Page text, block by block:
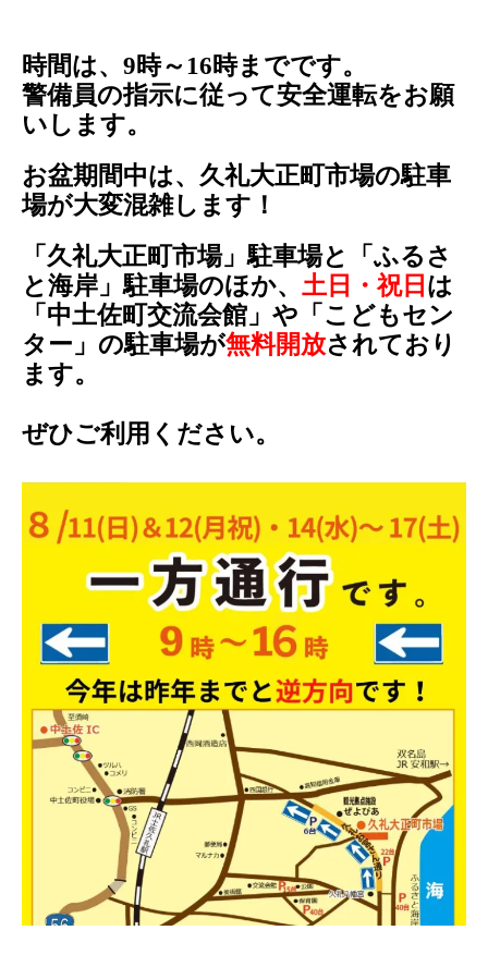
時間は、9時～16時までです。
警備員の指示に従って安全運転をお願
いします。
お盆期間中は、久礼大正町市場の駐車
場が大変混雑します！
「久礼大正町市場」駐車場と「ふるさ
と海岸」駐車場のほか、 土日・祝日 は
「中土佐町交流会館」や「こどもセン
ター」の駐車場が無料開放されており
ます。
ぜひご利用ください。